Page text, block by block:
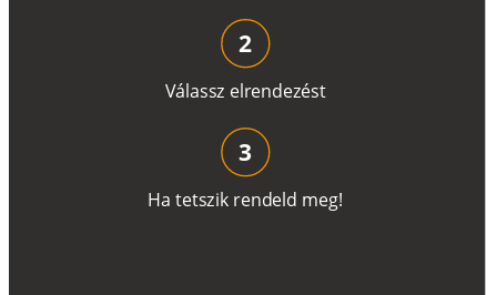
Válassz elrendezést
2
Ha tetszik rendeld meg!
3